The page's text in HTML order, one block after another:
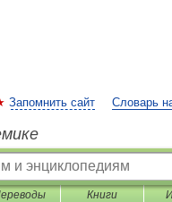
Запомнить сайт Словарь
Книги